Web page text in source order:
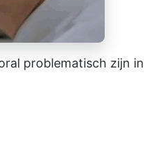
problematisch zijn in